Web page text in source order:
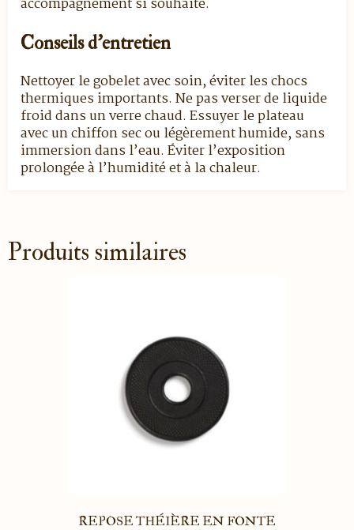
accompagnement si souhaité.
Conseils d’entretien
Nettoyer le gobelet avec soin, éviter les chocs
thermiques importants. Ne pas verser de liquide
froid dans un verre chaud. Essuyer le plateau
avec un chiffon sec ou légèrement humide, sans
immersion dans l’eau. Éviter l’exposition
prolongée à l’humidité et à la chaleur.
Produits similaires
REPOSE THÉIÈRE EN FONTE